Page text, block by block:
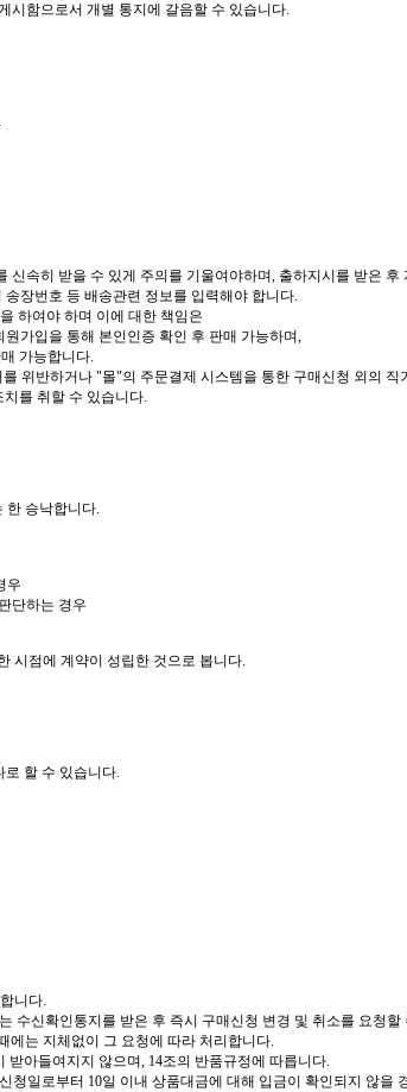
함으로서 개별 통지에 갈음할 수 있습니다.
속히 받을 수 있게 주의를 기울여야하며, 출하지시를 받은 후
장번호 등 배송관련 정보를 입력해야 합니다.
하여야 하며 이에 대한 책임은
가입을 통해 본인인증 확인 후 판매 가능하며,
가능합니다.
위반하거나 "몰"의 주문결제 시스템을 통한 구매신청 외의
를 취할 수 있습니다.
한 승낙합니다.
우
단하는 경우
시점에 계약이 성립한 것으로 봅니다.
할 수 있습니다.
니다.
신확인통지를 받은 후 즉시 구매신청 변경 및 취소를 요청할
는 지체없이 그 요청에 따라 처리합니다.
아들여지지 않으며, 14조의 반품규정에 따릅니다.
일로부터 10일 이내 상품대금에 대해 입금이 확인되지 않을